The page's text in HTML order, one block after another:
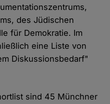
des Jüdischen
für Demokratie. Im
eine Liste von
Diskussionsbedarf"
sind 45 Münchner